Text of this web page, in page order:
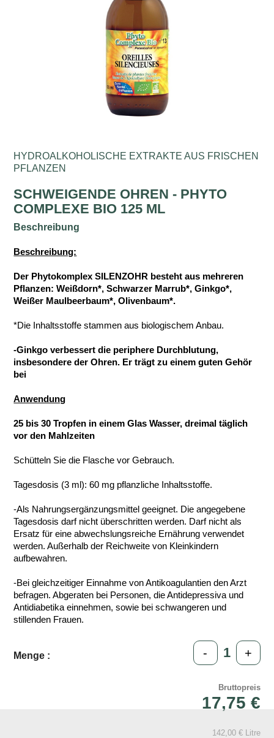
HYDROALKOHOLISCHE EXTRAKTE AUS FRISCHEN
PFLANZEN
SCHWEIGENDE OHREN - PHYTO
COMPLEXE BIO 125 ML
Beschreibung
Beschreibung:
Der Phytokomplex SILENZOHR besteht aus mehreren
Pflanzen: Weißdorn*, Schwarzer Marrub*, Ginkgo*,
Weißer Maulbeerbaum*, Olivenbaum*.
*Die Inhaltsstoffe stammen aus biologischem Anbau.
-Ginkgo verbessert die periphere Durchblutung,
insbesondere der Ohren. Er trägt zu einem guten Gehör
bei
Anwendung
25 bis 30 Tropfen in einem Glas Wasser, dreimal täglich
vor den Mahlzeiten
Schütteln Sie die Flasche vor Gebrauch.
Tagesdosis (3 ml): 60 mg pflanzliche Inhaltsstoffe.
-Als Nahrungsergänzungsmittel geeignet. Die angegebene
Tagesdosis darf nicht überschritten werden. Darf nicht als
Ersatz für eine abwechslungsreiche Ernährung verwendet
werden. Außerhalb der Reichweite von Kleinkindern
aufbewahren.
-Bei gleichzeitiger Einnahme von Antikoagulantien den Arzt
befragen. Abgeraten bei Personen, die Antidepressiva und
Antidiabetika einnehmen, sowie bei schwangeren und
stillenden Frauen.
Menge : - +
Bruttopreis
17,75 €
142,00 € Litre